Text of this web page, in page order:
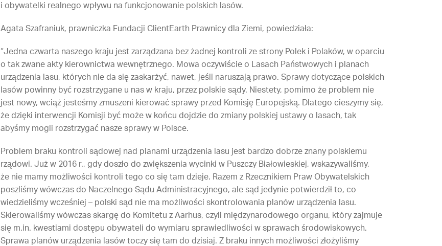
i obywatelki realnego wpływu na funkcjonowanie polskich lasów.
Agata Szafraniuk, prawniczka Fundacji ClientEarth Prawnicy dla Ziemi, powiedziała:
“Jedna czwarta naszego kraju jest zarządzana bez żadnej kontroli ze strony Polek i Polaków, w oparciu
o tak zwane akty kierownictwa wewnętrznego. Mowa oczywiście o Lasach Państwowych i planach
urządzenia lasu, których nie da się zaskarżyć, nawet, jeśli naruszają prawo. Sprawy dotyczące polskich
lasów powinny być rozstrzygane u nas w kraju, przez polskie sądy. Niestety, pomimo że problem nie
jest nowy, wciąż jesteśmy zmuszeni kierować sprawy przed Komisję Europejską. Dlatego cieszymy się,
że dzięki interwencji Komisji być może w końcu dojdzie do zmiany polskiej ustawy o lasach, tak
abyśmy mogli rozstrzygać nasze sprawy w Polsce.
Problem braku kontroli sądowej nad planami urządzenia lasu jest bardzo dobrze znany polskiemu
rządowi. Już w 2016 r., gdy doszło do zwiększenia wycinki w Puszczy Białowieskiej, wskazywaliśmy,
że nie mamy możliwości kontroli tego co się tam dzieje. Razem z Rzecznikiem Praw Obywatelskich
poszliśmy wówczas do Naczelnego Sądu Administracyjnego, ale sąd jedynie potwierdził to, co
wiedzieliśmy wcześniej – polski sąd nie ma możliwości skontrolowania planów urządzenia lasu.
Skierowaliśmy wówczas skargę do Komitetu z Aarhus, czyli międzynarodowego organu, który zajmuje
się m.in. kwestiami dostępu obywateli do wymiaru sprawiedliwości w sprawach środowiskowych.
Sprawa planów urządzenia lasów toczy się tam do dzisiaj. Z braku innych możliwości złożyliśmy